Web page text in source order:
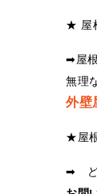
★ 屋
➡屋
無理
外壁
★屋
➡ ど